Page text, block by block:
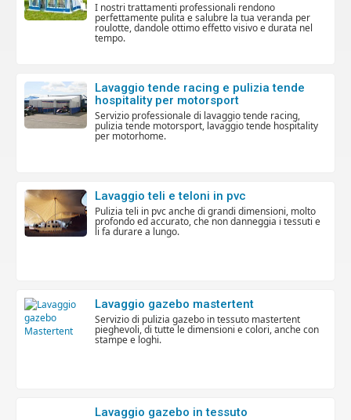
i nostri trattamenti professionali rendono
perfettamente pulita e salubre la tua veranda per
roulotte, dandole ottimo effetto visivo e durata nel
tempo.
lavaggio tende racing e pulizia tende
hospitality per motorsport
servizio professionale di lavaggio tende racing,
pulizia tende motorsport, lavaggio tende hospitality
per motorhome.
lavaggio teli e teloni in pvc
pulizia teli in pvc anche di grandi dimensioni, molto
profondo ed accurato, che non danneggia i tessuti e
li fa durare a lungo.
lavaggio gazebo mastertent
servizio di pulizia gazebo in tessuto mastertent
pieghevoli, di tutte le dimensioni e colori, anche con
stampe e loghi.
lavaggio gazebo in tessuto